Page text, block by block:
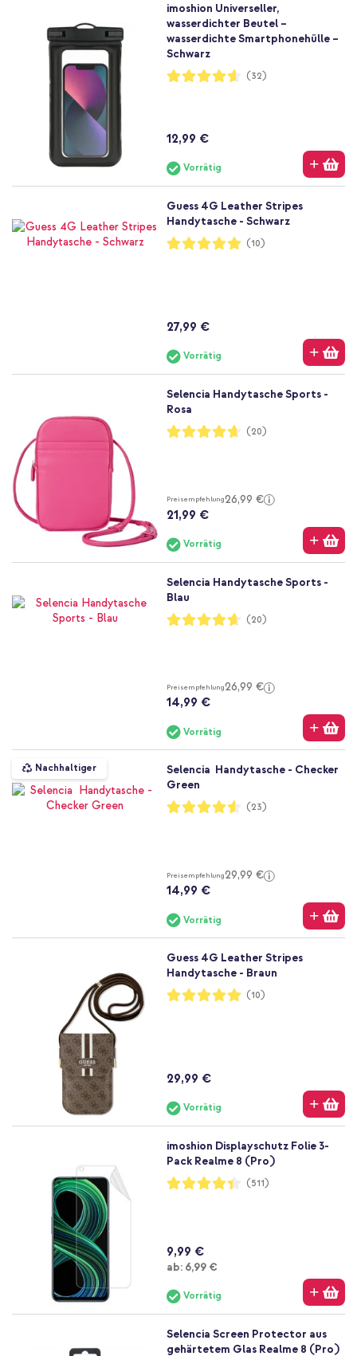
imoshion Universeller,
wasserdichter Beutel –
wasserdichte Smartphonehülle –
Schwarz
Bewertung:
92%
(32)
12,99 €
Vorrätig
Guess 4G Leather Stripes
Handytasche - Schwarz
Bewertung:
100%
(10)
27,99 €
Vorrätig
Selencia Handytasche Sports -
Rosa
Bewertung:
93%
(20)
Preisempfehlung26,99 €
21,99 €
Vorrätig
Selencia Handytasche Sports -
Blau
Bewertung:
93%
(20)
Preisempfehlung26,99 €
14,99 €
Vorrätig
Nachhaltiger
Selencia Handytasche - Checker
Green
Bewertung:
91%
(23)
Preisempfehlung29,99 €
14,99 €
Vorrätig
Guess 4G Leather Stripes
Handytasche - Braun
Bewertung:
100%
(10)
29,99 €
Vorrätig
imoshion Displayschutz Folie 3-
Pack Realme 8 (Pro)
Bewertung:
87%
(511)
9,99 €
ab: Ab
6,99 €
Vorrätig
Selencia Screen Protector aus
gehärtetem Glas Realme 8 (Pro)